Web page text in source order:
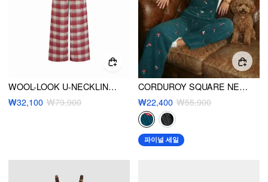
WOOL-LOOK U-NECKLINE PLAID STRAIGHT LEG OVERALLS
₩32,100 ₩79,900
CORDUROY SQUARE NECK MUSHROOM PATTERN JUMPSUIT
₩22,400 ₩55,900
파이널 세일